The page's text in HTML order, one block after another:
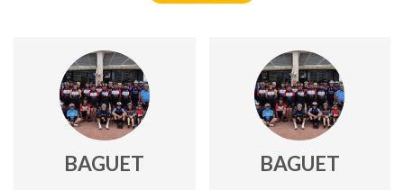
BAGUET BAGUET